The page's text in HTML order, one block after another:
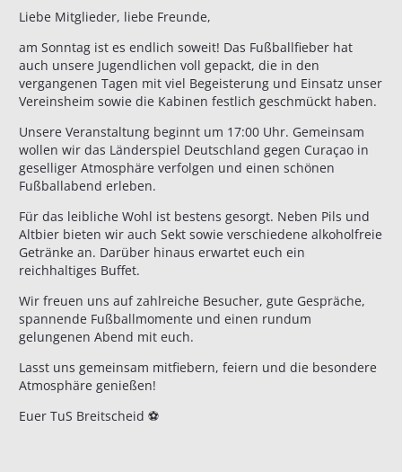
Liebe Mitglieder, liebe Freunde,
am Sonntag ist es endlich soweit! Das Fußballfieber hat
auch unsere Jugendlichen voll gepackt, die in den
vergangenen Tagen mit viel Begeisterung und Einsatz unser
Vereinsheim sowie die Kabinen festlich geschmückt haben.
Unsere Veranstaltung beginnt um 17:00 Uhr. Gemeinsam
wollen wir das Länderspiel Deutschland gegen Curaçao in
geselliger Atmosphäre verfolgen und einen schönen
Fußballabend erleben.
Für das leibliche Wohl ist bestens gesorgt. Neben Pils und
Altbier bieten wir auch Sekt sowie verschiedene alkoholfreie
Getränke an. Darüber hinaus erwartet euch ein
reichhaltiges Buffet.
Wir freuen uns auf zahlreiche Besucher, gute Gespräche,
spannende Fußballmomente und einen rundum
gelungenen Abend mit euch.
Lasst uns gemeinsam mitfiebern, feiern und die besondere
Atmosphäre genießen!
Euer TuS Breitscheid ⚽️